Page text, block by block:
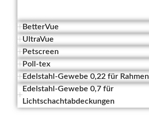
BetterVue
UltraVue
Petscreen
Poll-tex
Edelstahl-Gewebe 0,22 für Rahmen
Edelstahl-Gewebe 0,7 für
Lichtschachtabdeckungen